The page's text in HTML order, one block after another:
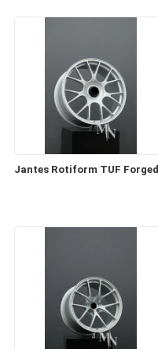
Jantes Rotiform TUF Forged